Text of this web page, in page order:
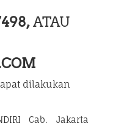
ATAU
dilakukan
Cab. Jakarta